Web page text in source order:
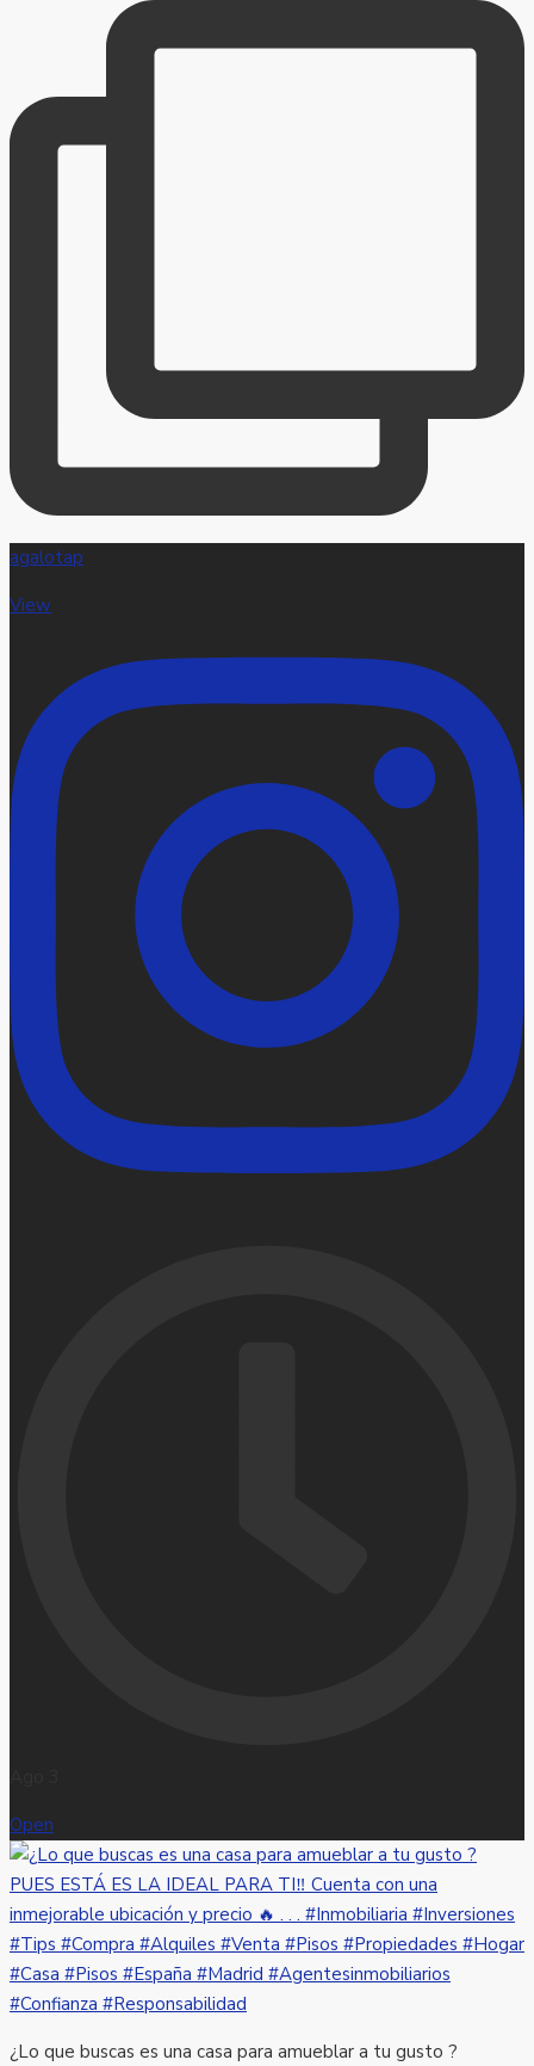
agalotap
View
Open
¿Lo que buscas es una casa para amueblar a tu gusto ?